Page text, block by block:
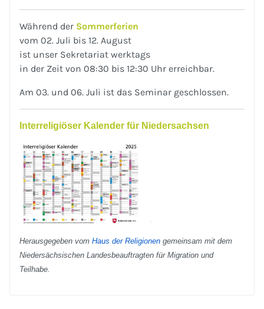
Während der Sommerferien
vom 02. Juli bis 12. August
ist unser Sekretariat werktags
in der Zeit von 08:30 bis 12:30 Uhr erreichbar.
Am 03. und 06. Juli ist das Seminar geschlossen.
Interreligiöser Kalender für Niedersachsen
Herausgegeben vom Haus der Religionen gemeinsam mit dem
Niedersächsischen Landesbeauftragten für Migration und
Teilhabe.